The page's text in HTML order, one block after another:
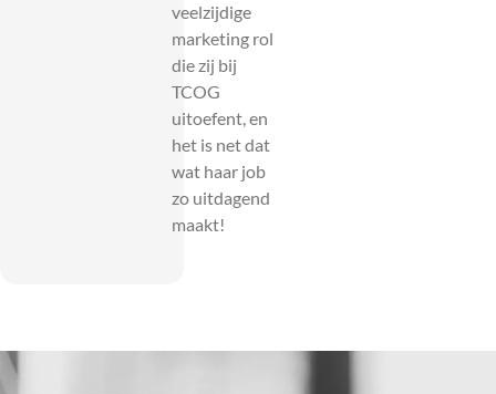
veelzijdige
marketing rol
die zij bij
TCOG
uitoefent, en
het is net dat
wat haar job
zo uitdagend
maakt!